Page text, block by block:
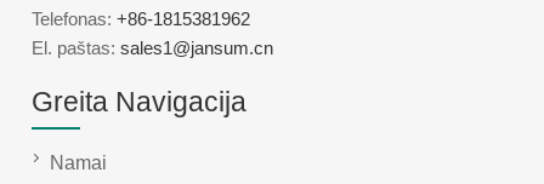
Telefonas:+86-1815381962
El. paštas:sales1@jansum.cn
Greita Navigacija
Namai